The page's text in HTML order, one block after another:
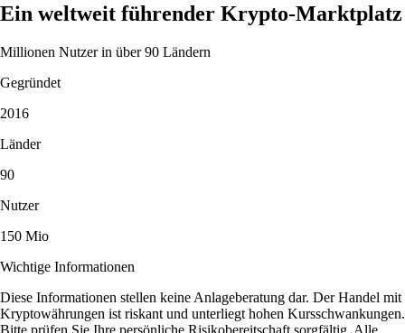
Ein weltweit führender Krypto-Marktplatz
Millionen Nutzer in über 90 Ländern
Gegründet
2016
Länder
90
Nutzer
150 Mio
Wichtige Informationen
Diese Informationen stellen keine Anlageberatung dar. Der Handel mit
Kryptowährungen ist riskant und unterliegt hohen Kursschwankungen.
Bitte prüfen Sie Ihre persönliche Risikobereitschaft sorgfältig. Alle